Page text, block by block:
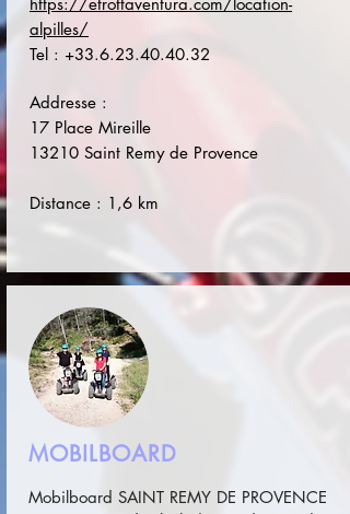
alpilles/
Tel : +33.6.23.40.40.32
Addresse :
17 Place Mireille
13210 Saint Remy de Provence
Distance : 1,6 km
MOBILBOARD
Mobilboard SAINT REMY DE PROVENCE